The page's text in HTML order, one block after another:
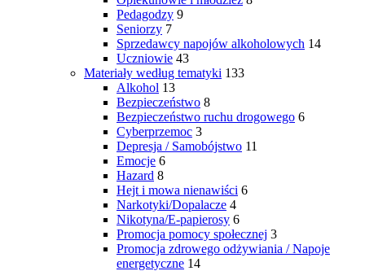
Pedagodzy 9
Seniorzy 7
Sprzedawcy napojów alkoholowych 14
Uczniowie 43
Materiały według tematyki 133
Alkohol 13
Bezpieczeństwo 8
Bezpieczeństwo ruchu drogowego 6
Cyberprzemoc 3
Depresja / Samobójstwo 11
Emocje 6
Hazard 8
Hejt i mowa nienawiści 6
Narkotyki/Dopalacze 4
Nikotyna/E-papierosy 6
Promocja pomocy społecznej 3
Promocja zdrowego odżywiania / Napoje
energetyczne 14